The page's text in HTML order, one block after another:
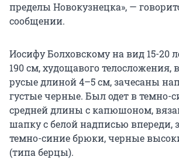
пределы Новокузнецка», —
сообщении.
Иосифу Болховскому на вид 15-20
190 см, худощавого телосложения,
русые длиной 4–5 см, зачесаны
густые черные. Был одет в темно-
средней длины с капюшоном,
шапку с белой надписью впереди,
темно-синие брюки, черные
(типа берцы).